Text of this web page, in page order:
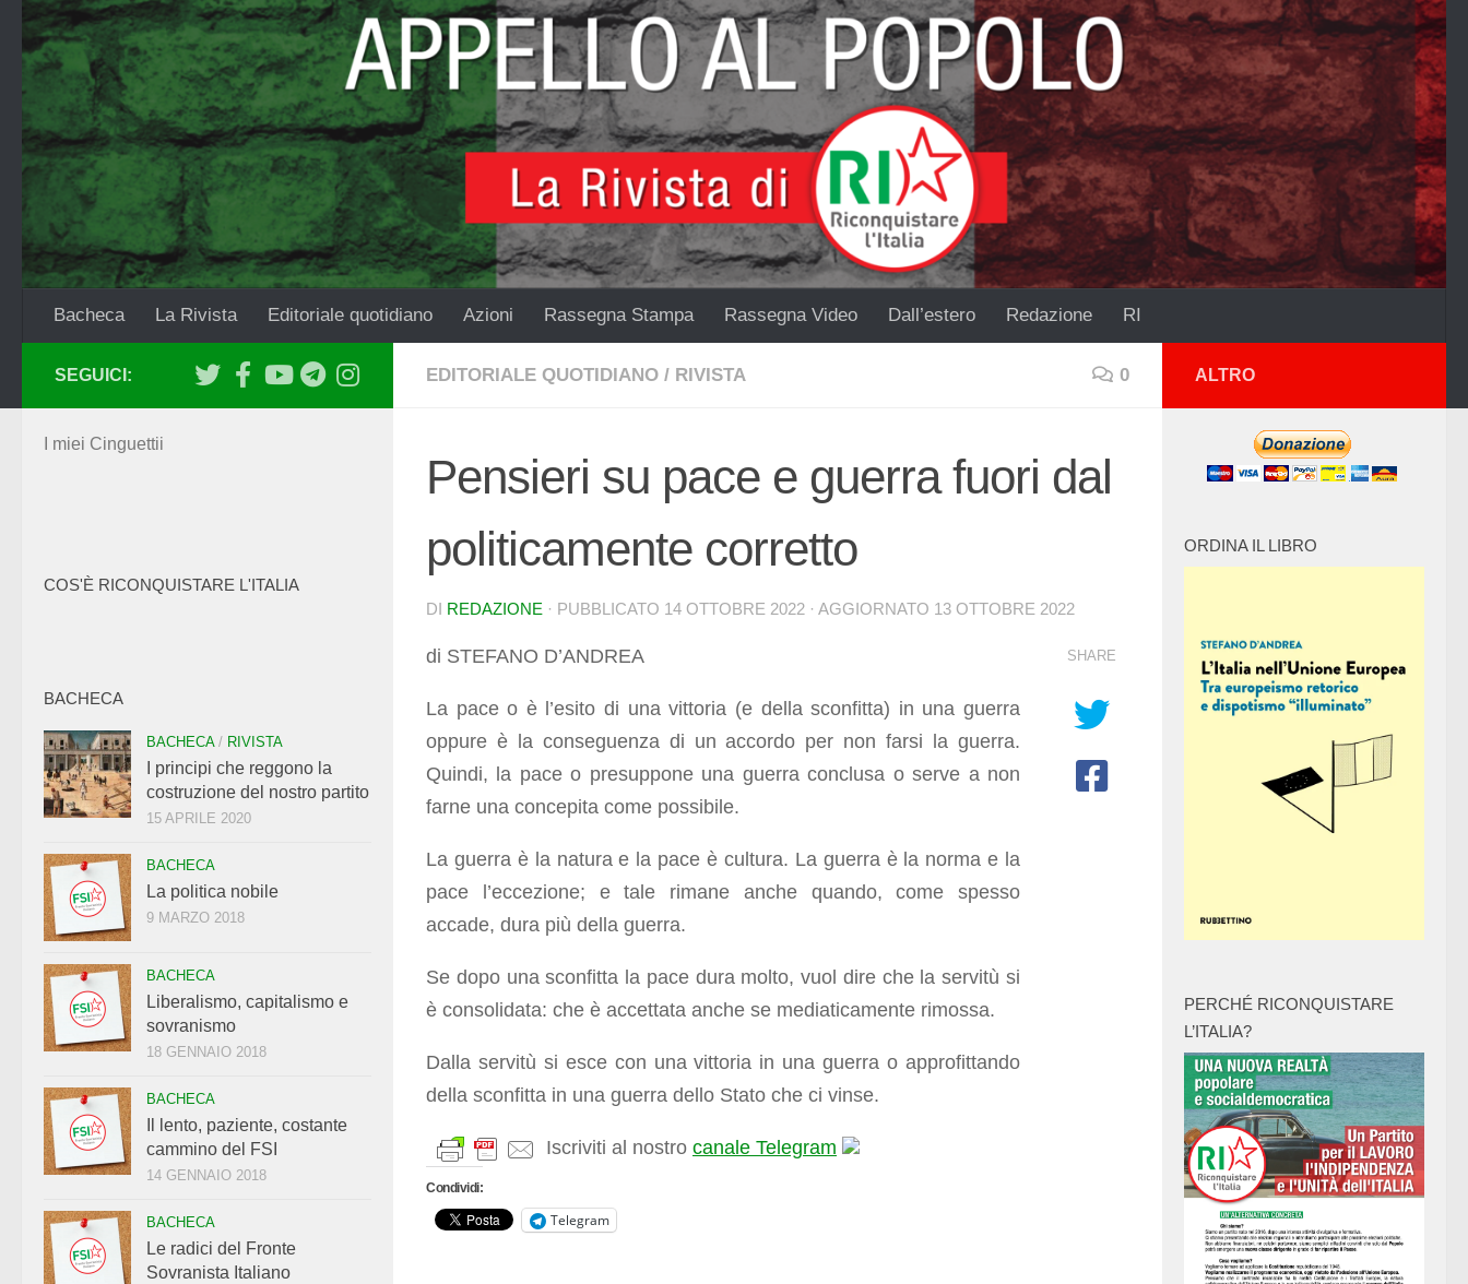
Salta al contenuto
Bacheca La Rivista Editoriale quotidiano Azioni Rassegna Stampa Rassegna Video Dall’estero Redazione RI
EDITORIALE QUOTIDIANO / RIVISTA 0
Pensieri su pace e guerra fuori dal
politicamente corretto
DI REDAZIONE · PUBBLICATO 14 OTTOBRE 2022 · AGGIORNATO 13 OTTOBRE 2022
di STEFANO D’ANDREA
La pace o è l’esito di una vittoria (e della sconfitta) in una guerra
oppure è la conseguenza di un accordo per non farsi la guerra.
Quindi, la pace o presuppone una guerra conclusa o serve a non
farne una concepita come possibile.
La guerra è la natura e la pace è cultura. La guerra è la norma e la
pace l’eccezione; e tale rimane anche quando, come spesso
accade, dura più della guerra.
Se dopo una sconfitta la pace dura molto, vuol dire che la servitù si
è consolidata: che è accettata anche se mediaticamente rimossa.
Dalla servitù si esce con una vittoria in una guerra o approfittando
della sconfitta in una guerra dello Stato che ci vinse.
Iscriviti al nostro canale Telegram
Condividi:
Telegram
SHARE
SEGUICI:
I miei Cinguettii
COS'È RICONQUISTARE L'ITALIA
BACHECA
BACHECA/ RIVISTA
I principi che reggono la
costruzione del nostro partito
15 APRILE 2020
BACHECA
La politica nobile
9 MARZO 2018
BACHECA
Liberalismo, capitalismo e
sovranismo
18 GENNAIO 2018
BACHECA
Il lento, paziente, costante
cammino del FSI
14 GENNAIO 2018
BACHECA
Le radici del Fronte
Sovranista Italiano
ALTRO
ORDINA IL LIBRO
PERCHÉ RICONQUISTARE
L’ITALIA?